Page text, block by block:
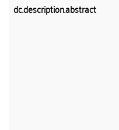
dc.description.abstract